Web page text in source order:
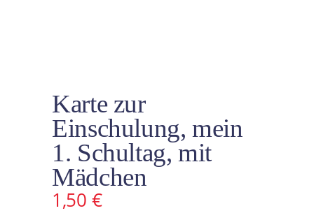
Karte zur
Einschulung, mein
1. Schultag, mit
Mädchen
1,50 €